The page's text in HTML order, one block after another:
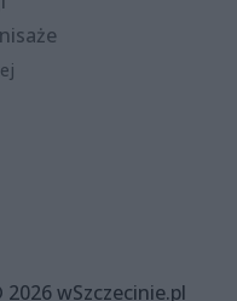
wSzczecinie.pl